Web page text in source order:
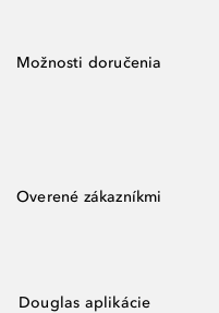
Možnosti doručenia
Overené zákazníkmi
Douglas aplikácie